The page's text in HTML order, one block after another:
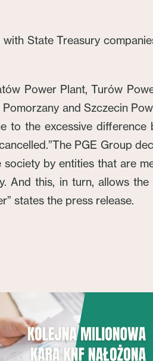
State Treasury
Power Plant, Turów
and Szczecin
to the excessive
PGE Group
by entities that are
And this, in turn, allows
states the press release.